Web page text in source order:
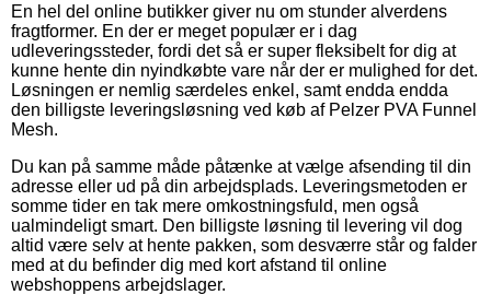
En hel del online butikker giver nu om stunder alverdens
fragtformer. En der er meget populær er i dag
udleveringssteder, fordi det så er super fleksibelt for dig at
kunne hente din nyindkøbte vare når der er mulighed for det.
Løsningen er nemlig særdeles enkel, samt endda endda
den billigste leveringsløsning ved køb af Pelzer PVA Funnel
Mesh.
Du kan på samme måde påtænke at vælge afsending til din
adresse eller ud på din arbejdsplads. Leveringsmetoden er
somme tider en tak mere omkostningsfuld, men også
ualmindeligt smart. Den billigste løsning til levering vil dog
altid være selv at hente pakken, som desværre står og falder
med at du befinder dig med kort afstand til online
webshoppens arbejdslager.